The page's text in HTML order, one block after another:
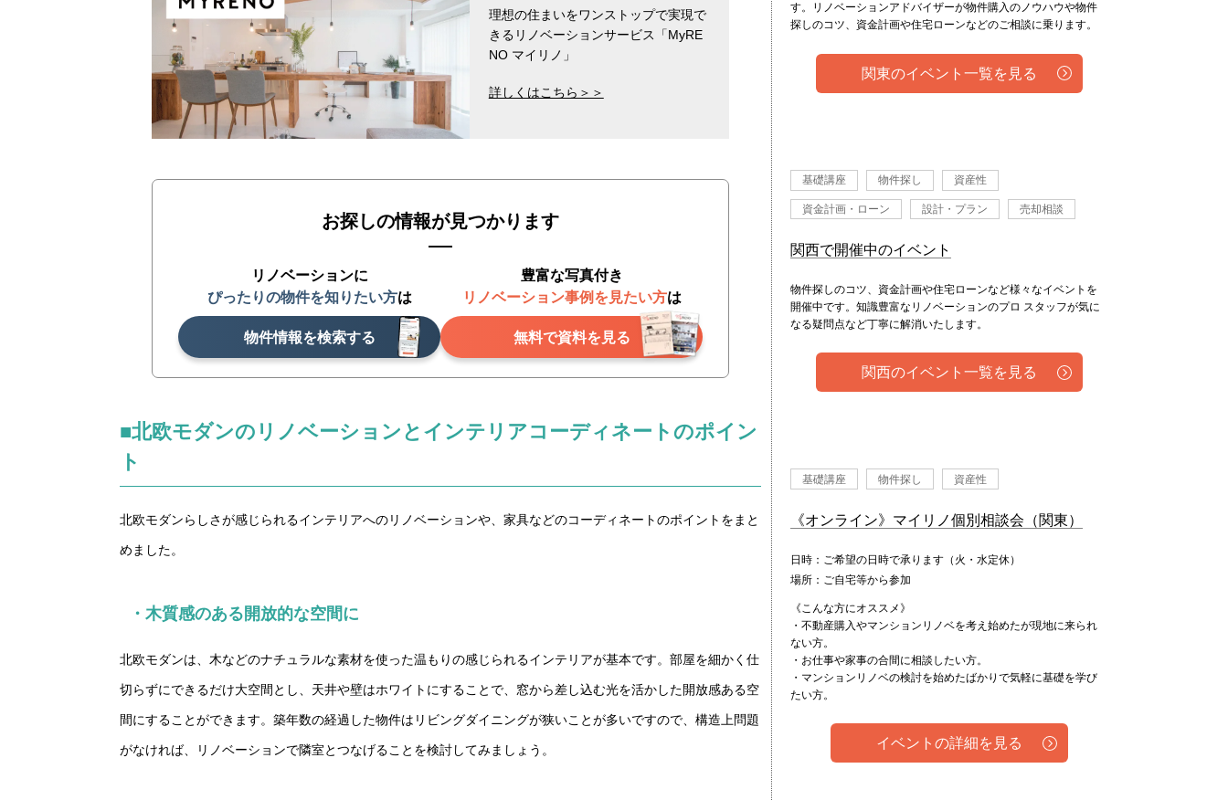
理想の住まいをワンストップで実現で
きるリノベーションサービス「MyRE
NO マイリノ」
詳しくはこちら＞＞
お探しの情報が見つかります
リノベーションに
ぴったりの物件を知りたい方は
物件情報を検索する
豊富な写真付き
リノベーション事例を見たい方は
無料で資料を見る
■北欧モダンのリノベーションとインテリアコーディネートのポイン
ト
北欧モダンらしさが感じられるインテリアへのリノベーションや、家具などのコーディネートのポイントをまと
めました。
・木質感のある開放的な空間に
北欧モダンは、木などのナチュラルな素材を使った温もりの感じられるインテリアが基本です。部屋を細かく仕
切らずにできるだけ大空間とし、天井や壁はホワイトにすることで、窓から差し込む光を活かした開放感ある空
間にすることができます。築年数の経過した物件はリビングダイニングが狭いことが多いですので、構造上問題
がなければ、リノベーションで隣室とつなげることを検討してみましょう。
す。リノベーションアドバイザーが物件購入のノウハウや物件
探しのコツ、資金計画や住宅ローンなどのご相談に乗ります。
関東のイベント一覧を見る
基礎講座 物件探し 資産性
資金計画・ローン 設計・プラン 売却相談
関西で開催中のイベント
物件探しのコツ、資金計画や住宅ローンなど様々なイベントを
開催中です。知識豊富なリノベーションのプロ スタッフが気に
なる疑問点など丁寧に解消いたします。
関西のイベント一覧を見る
基礎講座 物件探し 資産性
《オンライン》マイリノ個別相談会（関東）
日時：ご希望の日時で承ります（火・水定休）
場所：ご自宅等から参加
《こんな方にオススメ》
・不動産購入やマンションリノベを考え始めたが現地に来られ
ない方。
・お仕事や家事の合間に相談したい方。
・マンションリノベの検討を始めたばかりで気軽に基礎を学び
たい方。
イベントの詳細を見る